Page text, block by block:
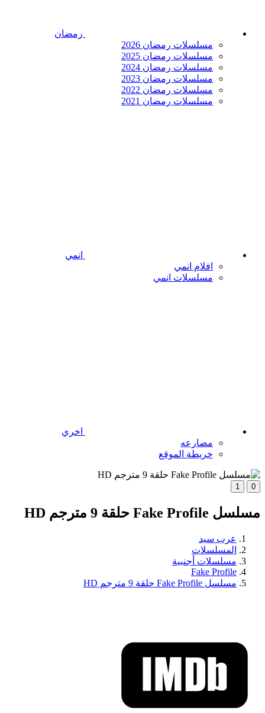
رمضان
مسلسلات رمضان 2026
مسلسلات رمضان 2025
مسلسلات رمضان 2024
مسلسلات رمضان 2023
مسلسلات رمضان 2022
مسلسلات رمضان 2021
انمي
افلام انمي
مسلسلات انمي
اخري
مصارعه
خريطة الموقع
0
1
مسلسل Fake Profile حلقة 9 مترجم HD
عرب سيد
المسلسلات
مسلسلات أجنبية
Fake Profile
مسلسل Fake Profile حلقة 9 مترجم HD